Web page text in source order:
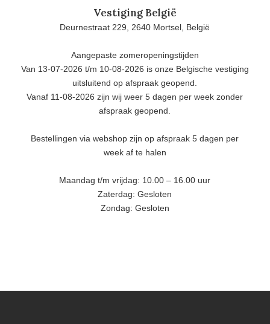
Vestiging België
Deurnestraat 229, 2640 Mortsel, België
Aangepaste zomeropeningstijden
Van 13-07-2026 t/m 10-08-2026 is onze Belgische vestiging
uitsluitend op afspraak geopend.
Vanaf 11-08-2026 zijn wij weer 5 dagen per week zonder
afspraak geopend.
Bestellingen via webshop zijn op afspraak 5 dagen per
week af te halen
Maandag t/m vrijdag: 10.00 – 16.00 uur
Zaterdag: Gesloten
Zondag: Gesloten